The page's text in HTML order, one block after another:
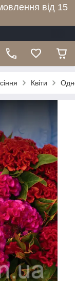
від 15
Квіти